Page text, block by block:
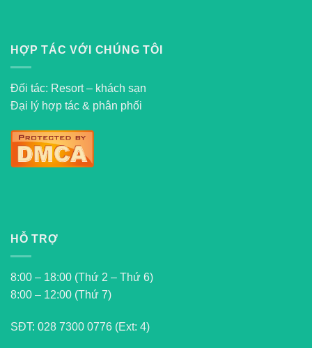
HỢP TÁC VỚI CHÚNG TÔI
Đối tác: Resort – khách sạn
Đại lý hợp tác & phân phối
HỖ TRỢ
8:00 – 18:00 (Thứ 2 – Thứ 6)
8:00 – 12:00 (Thứ 7)
SĐT: 028 7300 0776 (Ext: 4)